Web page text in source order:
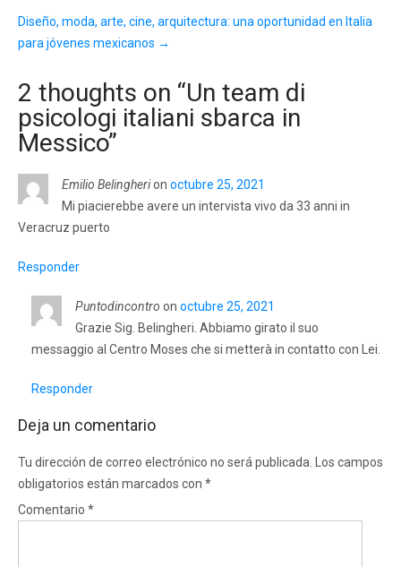
Diseño, moda, arte, cine, arquitectura: una oportunidad en Italia
para jóvenes mexicanos →
2 thoughts on “Un team di
psicologi italiani sbarca in
Messico”
Emilio Belingherion octubre 25, 2021
Mi piacierebbe avere un intervista vivo da 33 anni in
Veracruz puerto
Responder
Puntodincontro on octubre 25, 2021
Grazie Sig. Belingheri. Abbiamo girato il suo
messaggio al Centro Moses che si metterà in contatto con Lei.
Responder
Deja un comentario
Tu dirección de correo electrónico no será publicada.
Los campos
obligatorios están marcados con *
Comentario *